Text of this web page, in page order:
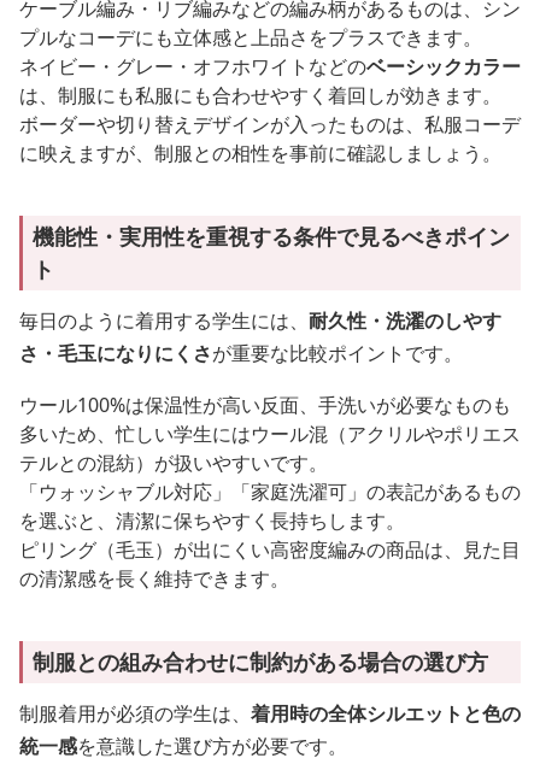
ケーブル編み・リブ編みなどの編み柄があるものは、シン
プルなコーデにも立体感と上品さをプラスできます。
ネイビー・グレー・オフホワイトなどのベーシックカラー
は、制服にも私服にも合わせやすく着回しが効きます。
ボーダーや切り替えデザインが入ったものは、私服コーデ
に映えますが、制服との相性を事前に確認しましょう。
機能性・実用性を重視する条件で見るべきポイン
ト
毎日のように着用する学生には、 耐久性・洗濯のしやす
さ・毛玉になりにくさが重要な比較ポイントです。
ウール100%は保温性が高い反面、手洗いが必要なものも
多いため、忙しい学生にはウール混（アクリルやポリエス
テルとの混紡）が扱いやすいです。
「ウォッシャブル対応」「家庭洗濯可」の表記があるもの
を選ぶと、清潔に保ちやすく長持ちします。
ピリング（毛玉）が出にくい高密度編みの商品は、見た目
の清潔感を長く維持できます。
制服との組み合わせに制約がある場合の選び方
制服着用が必須の学生は、 着用時の全体シルエットと色の
統一感を意識した選び方が必要です。